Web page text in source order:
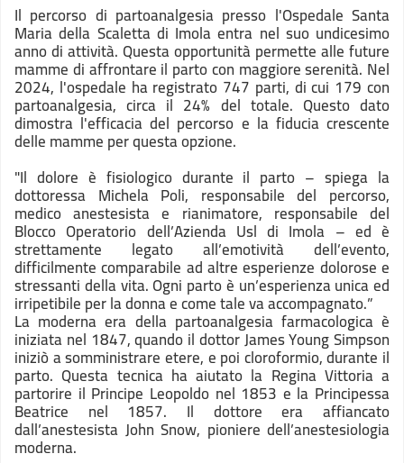
Il percorso di partoanalgesia presso l'Ospedale Santa
Maria della Scaletta di Imola entra nel suo undicesimo
anno di attività. Questa opportunità permette alle future
mamme di affrontare il parto con maggiore serenità. Nel
2024, l'ospedale ha registrato 747 parti, di cui 179 con
partoanalgesia, circa il 24% del totale. Questo dato
dimostra l'efficacia del percorso e la fiducia crescente
delle mamme per questa opzione.
"Il dolore è fisiologico durante il parto – spiega la
dottoressa Michela Poli, responsabile del percorso,
medico anestesista e rianimatore, responsabile del
Blocco Operatorio dell’Azienda Usl di Imola – ed è
strettamente legato all’emotività dell’evento,
difficilmente comparabile ad altre esperienze dolorose e
stressanti della vita. Ogni parto è un’esperienza unica ed
irripetibile per la donna e come tale va accompagnato.”
La moderna era della partoanalgesia farmacologica è
iniziata nel 1847, quando il dottor James Young Simpson
iniziò a somministrare etere, e poi cloroformio, durante il
parto. Questa tecnica ha aiutato la Regina Vittoria a
partorire il Principe Leopoldo nel 1853 e la Principessa
Beatrice nel 1857. Il dottore era affiancato
dall’anestesista John Snow, pioniere dell’anestesiologia
moderna.